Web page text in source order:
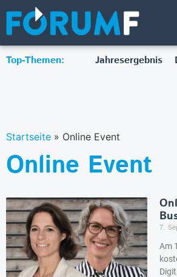
Top-Themen: Jahresergebnis
Startseite » Online Event
Online Event
7.
Am